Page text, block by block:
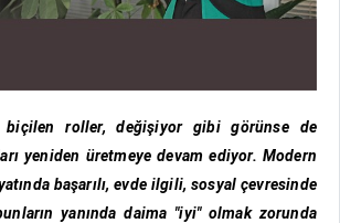
biçilen roller, değişiyor gibi görünse de
yeniden üretmeye devam ediyor. Modern
başarılı, evde ilgili, sosyal çevresinde
yanında daima "iyi" olmak zorunda